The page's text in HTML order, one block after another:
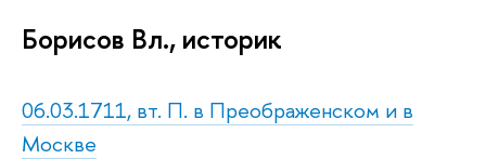
Борисов Вл., историк
06.03.1711, вт. П. в Преображенском и в
Москве